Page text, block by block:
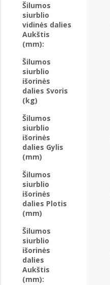
Šilumos
siurblio
vidinės dalies
Aukštis
(mm):
Šilumos
siurblio
išorinės
dalies Svoris
(kg)
Šilumos
siurblio
išorinės
dalies Gylis
(mm)
Šilumos
siurblio
išorinės
dalies Plotis
(mm)
Šilumos
siurblio
išorinės
dalies
Aukštis
(mm):